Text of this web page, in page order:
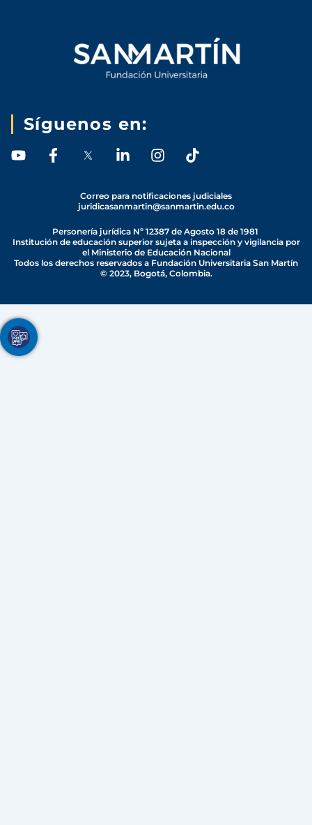
Síguenos en:
Y
e
F
o
o
k
-
L
k
e
d
i
n
-
n
I
t
a
g
r
a
m
T
t
o
k
Correo para notificaciones judiciales
juridicasanmartin@sanmartin.edu.co
Personería jurídica Nº 12387 de Agosto 18 de 1981
Institución de educación superior sujeta a inspección y vigilancia por
el Ministerio de Educación Nacional
Todos los derechos reservados a Fundación Universitaria San Martín
© 2023, Bogotá, Colombia.
Youtube
Facebook
Twitter
TikTok
Instagram